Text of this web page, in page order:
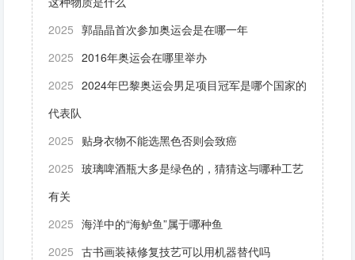
2025 郭晶晶首次参加奥运会是在哪一年
2025 2016年奥运会在哪里举办
2025 2024年巴黎奥运会男足项目冠军是哪个国家的
代表队
2025 贴身衣物不能选黑色否则会致癌
2025 玻璃啤酒瓶大多是绿色的，猜猜这与哪种工艺
有关
2025 海洋中的“海鲈鱼”属于哪种鱼
2025 古书画装裱修复技艺可以用机器替代吗